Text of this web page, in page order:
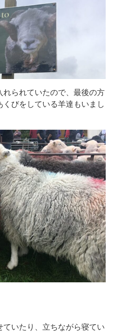
られていたので、最後の方
びをしている羊達もいまし
いたり、立ちながら寝てい